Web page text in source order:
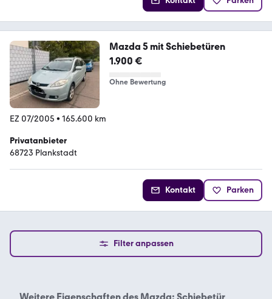
Mazda 5 mit Schiebetüren
1.900 €
Ohne Bewertung
EZ 07/2005 • 165.600 km
Privatanbieter
68723 Plankstadt
Kontakt Parken
Filter anpassen